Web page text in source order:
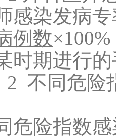
感染发病
例数
时期进行
2 不同危险
危险指数